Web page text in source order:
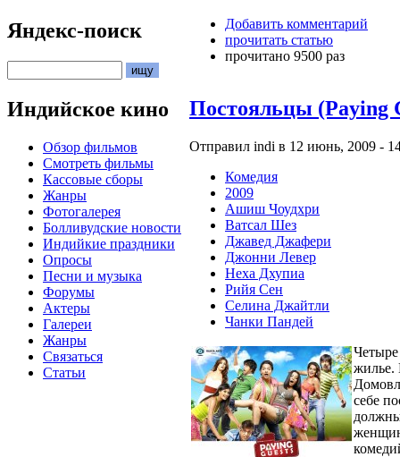
Яндекс-поиск
Индийское кино
Обзор фильмов
Смотреть фильмы
Кассовые сборы
Жанры
Фотогалерея
Болливудские новости
Индийкие праздники
Опросы
Песни и музыка
Форумы
Актеры
Галереи
Жанры
Связаться
Статьи
Добавить комментарий
прочитать статью
прочитано 9500 раз
Постояльцы (Paying
Отправил indi в 12 июнь, 2009 -
Комедия
2009
Ашиш Чоудхри
Ватсал Шез
Джавед Джафери
Джонни Левер
Неха Дхупиа
Рийя Сен
Селина Джайтли
Чанки Пандей
жилье.
себе